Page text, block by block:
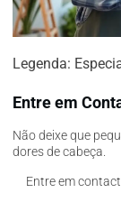
Legenda:
Entre em
Não deixe que
dores de cabeça.
Entre em